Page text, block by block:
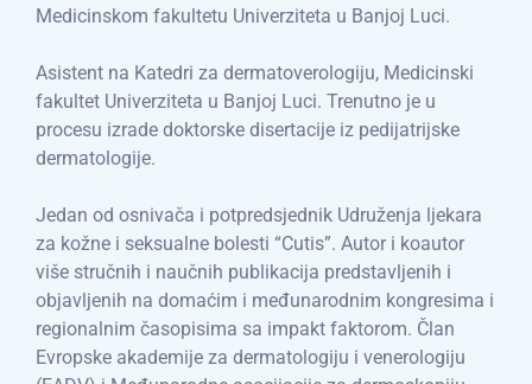
Medicinskom fakultetu Univerziteta u Banjoj Luci.
Asistent na Katedri za dermatoverologiju, Medicinski
fakultet Univerziteta u Banjoj Luci. Trenutno je u
procesu izrade doktorske disertacije iz pedijatrijske
dermatologije.
Jedan od osnivača i potpredsjednik Udruženja ljekara
za kožne i seksualne bolesti “Cutis”. Autor i koautor
više stručnih i naučnih publikacija predstavljenih i
objavljenih na domaćim i međunarodnim kongresima i
regionalnim časopisima sa impakt faktorom. Član
Evropske akademije za dermatologiju i venerologiju